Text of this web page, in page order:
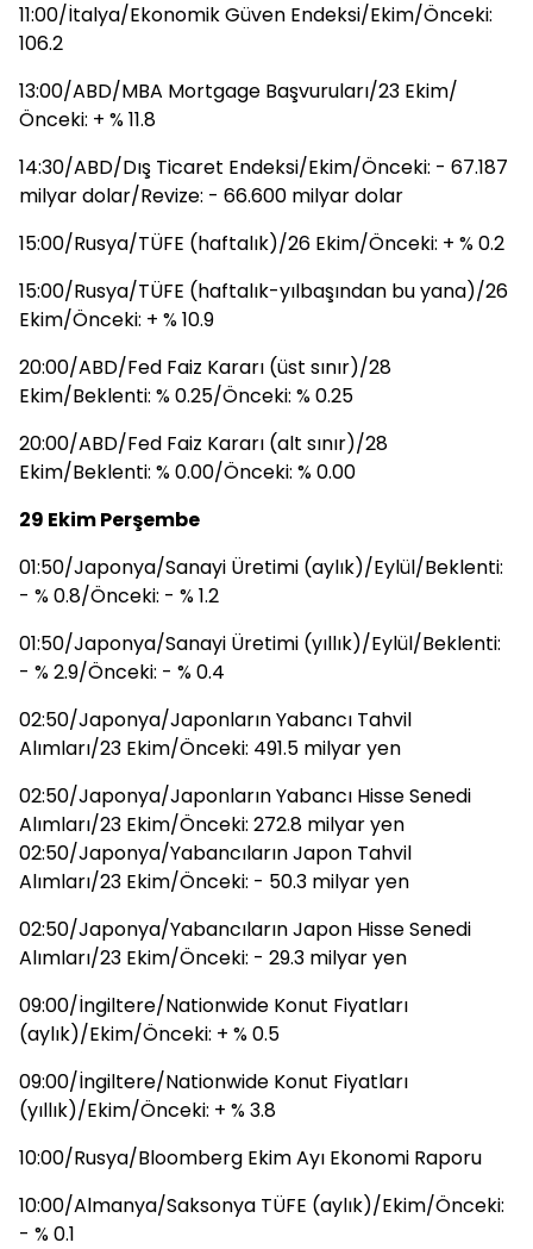
11:00/İtalya/Ekonomik Güven Endeksi/Ekim/Önceki:
106.2
13:00/ABD/MBA Mortgage Başvuruları/23 Ekim/
Önceki: + % 11.8
14:30/ABD/Dış Ticaret Endeksi/Ekim/Önceki: - 67.187
milyar dolar/Revize: - 66.600 milyar dolar
15:00/Rusya/TÜFE (haftalık)/26 Ekim/Önceki: + % 0.2
15:00/Rusya/TÜFE (haftalık-yılbaşından bu yana)/26
Ekim/Önceki: + % 10.9
20:00/ABD/Fed Faiz Kararı (üst sınır)/28
Ekim/Beklenti: % 0.25/Önceki: % 0.25
20:00/ABD/Fed Faiz Kararı (alt sınır)/28
Ekim/Beklenti: % 0.00/Önceki: % 0.00
29 Ekim Perşembe
01:50/Japonya/Sanayi Üretimi (aylık)/Eylül/Beklenti:
- % 0.8/Önceki: - % 1.2
01:50/Japonya/Sanayi Üretimi (yıllık)/Eylül/Beklenti:
- % 2.9/Önceki: - % 0.4
02:50/Japonya/Japonların Yabancı Tahvil
Alımları/23 Ekim/Önceki: 491.5 milyar yen
02:50/Japonya/Japonların Yabancı Hisse Senedi
Alımları/23 Ekim/Önceki: 272.8 milyar yen
02:50/Japonya/Yabancıların Japon Tahvil
Alımları/23 Ekim/Önceki: - 50.3 milyar yen
02:50/Japonya/Yabancıların Japon Hisse Senedi
Alımları/23 Ekim/Önceki: - 29.3 milyar yen
09:00/İngiltere/Nationwide Konut Fiyatları
(aylık)/Ekim/Önceki: + % 0.5
09:00/İngiltere/Nationwide Konut Fiyatları
(yıllık)/Ekim/Önceki: + % 3.8
10:00/Rusya/Bloomberg Ekim Ayı Ekonomi Raporu
10:00/Almanya/Saksonya TÜFE (aylık)/Ekim/Önceki:
- % 0.1